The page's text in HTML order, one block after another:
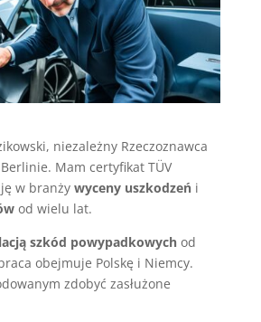
niezależny Rzeczoznawca
Mam certyfikat TÜV
w branży wyceny uszkodzeńi
od wielu lat.
szkód powypadkowychod
obejmuje Polskę i Niemcy.
zdobyć zasłużone